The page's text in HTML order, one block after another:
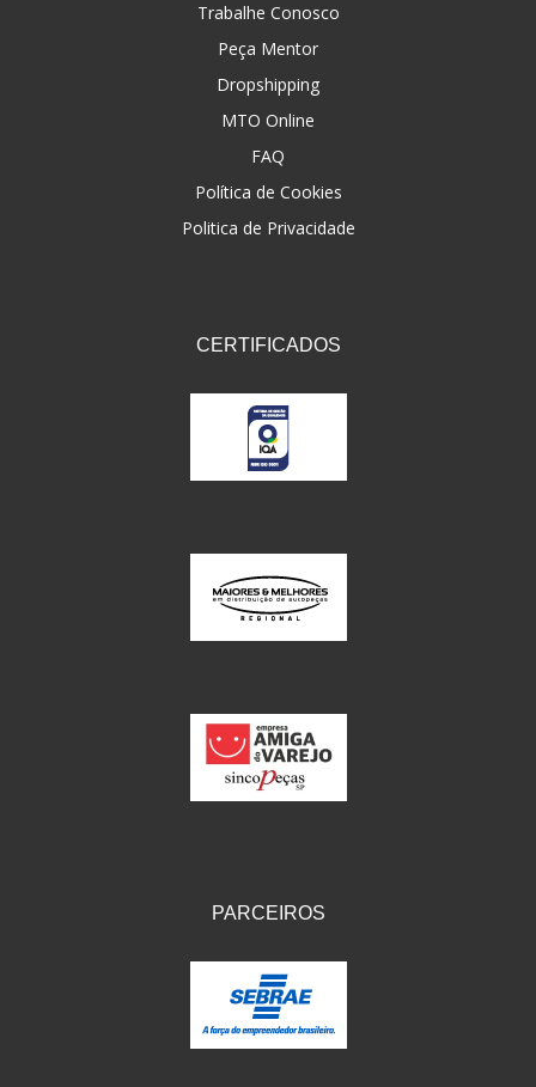
Trabalhe Conosco
Peça Mentor
Dropshipping
MTO Online
FAQ
Política de Cookies
Politica de Privacidade
CERTIFICADOS
PARCEIROS